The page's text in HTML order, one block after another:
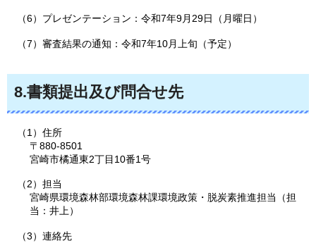
（6）プレゼンテーション：令和7年9月29日（月曜日）
（7）審査結果の通知：令和7年10月上旬（予定）
8.書類提出及び問合せ先
（1）住所
〒880-8501
宮崎市橘通東2丁目10番1号
（2）担当
宮崎県環境森林部環境森林課環境政策・脱炭素推進担当（担
当：井上）
（3）連絡先